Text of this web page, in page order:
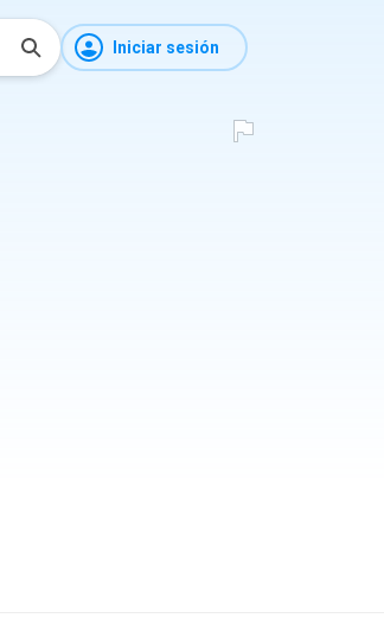
Iniciar sesión